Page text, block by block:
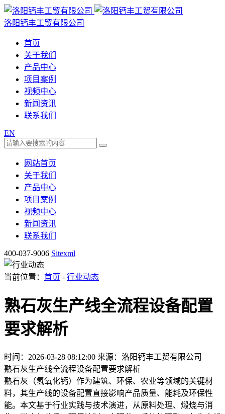
洛阳钙丰工贸有限公司
首页
关于我们
产品中心
项目案例
视频中心
新闻资讯
联系我们
EN
网站首页
关于我们
产品中心
项目案例
视频中心
新闻资讯
联系我们
400-037-9006 Sitexml
当前位置： 首页 - 行业动态
熟石灰生产线全流程设备配置
要求解析
时间：2026-03-28 08:12:00 来源：洛阳钙丰工贸有限公司
熟石灰生产线全流程设备配置要求解析
熟石灰（氢氧化钙）作为建筑、环保、农业等领域的关键材
料，其生产线的设备配置直接影响产品质量、能耗及环保性
能。本文基于行业实践与技术演进，从原料处理、煅烧与消